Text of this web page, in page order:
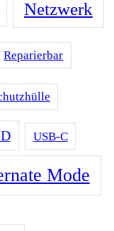
Netzwerk
Reparierbar
USB-C
Mode